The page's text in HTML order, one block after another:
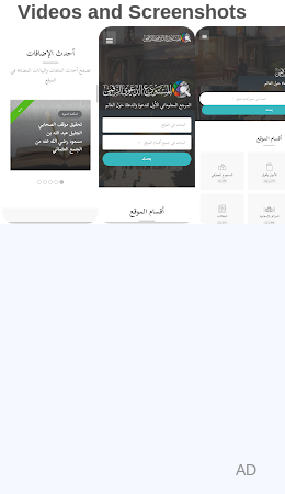
Videos and Screenshots